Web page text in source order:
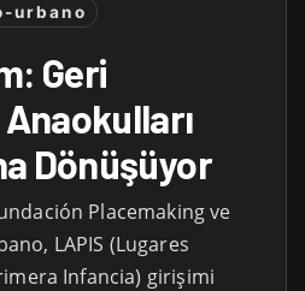
urbano
Geri
Dönüşüyor
Placemaking ve
LAPIS (Lugares
Infancia) girişimi